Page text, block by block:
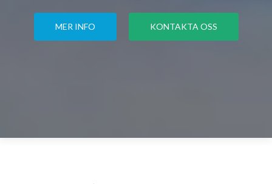
MER INFO KONTAKTA OSS